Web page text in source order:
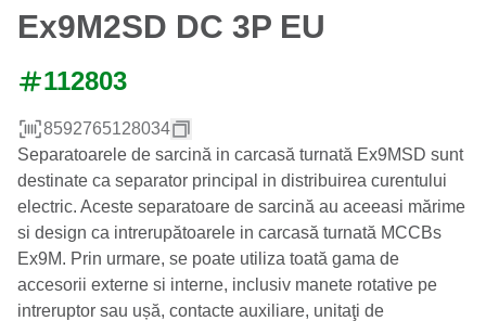
Ex9M2SD DC 3P EU
112803
8592765128034
Separatoarele de sarcină in carcasă turnată Ex9MSD sunt
destinate ca separator principal in distribuirea curentului
electric. Aceste separatoare de sarcină au aceeasi mărime
si design ca intrerupătoarele in carcasă turnată MCCBs
Ex9M. Prin urmare, se poate utiliza toată gama de
accesorii externe si interne, inclusiv manete rotative pe
intreruptor sau ușă, contacte auxiliare, unitaţi de